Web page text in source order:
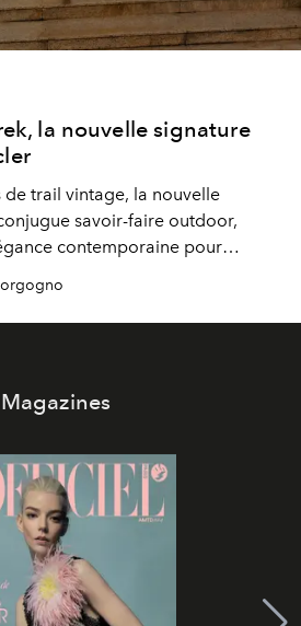
la nouvelle signature
de trail vintage, la nouvelle
savoir-faire outdoor,
contemporaine pour
du quotidien.
Magazines